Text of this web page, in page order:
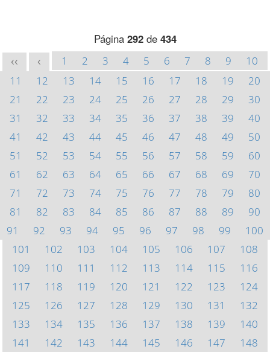
Página 292de 434
<< < 1 2 3 4 5 6 7 8 9
10
11
12 13 14 15 16 17 18 19
20
21
22 23 24 25 26 27 28 29
30
31
32 33 34 35 36 37 38 39
40
41
42 43 44 45 46 47 48 49
50
51
52 53 54 55 56 57 58 59
60
61
62 63 64 65 66 67 68 69
70
71
72 73 74 75 76 77 78 79
80
81
82 83 84 85 86 87 88 89
90
91
92 93 94 95 96 97 98 99
100
101
102 103 104 105 106 107
108
109
110 111 112 113 114 115
116
117
118 119 120 121 122 123
124
125
126 127 128 129 130 131
132
133
134 135 136 137 138 139
140
141
142 143 144 145 146 147
148